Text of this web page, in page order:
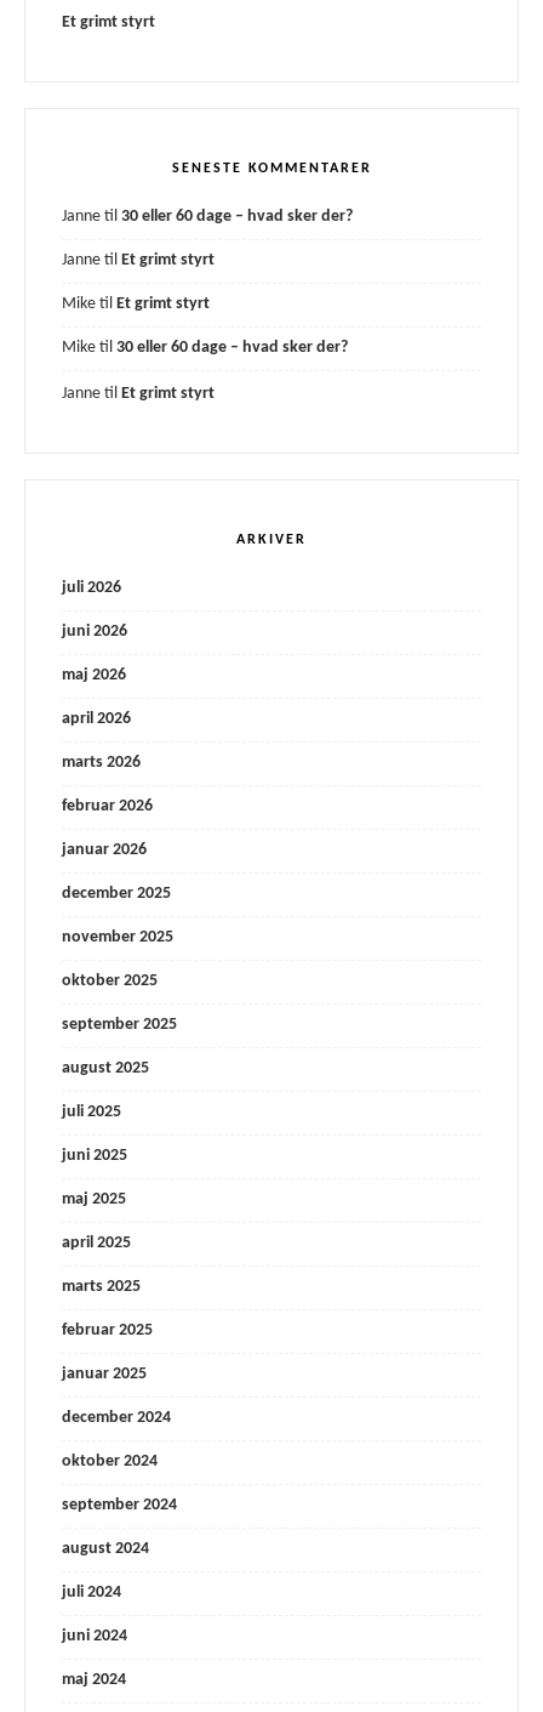
Et grimt styrt
SENESTE KOMMENTARER
Janne til 30 eller 60 dage – hvad sker der?
Janne til Et grimt styrt
Mike til Et grimt styrt
Mike til 30 eller 60 dage – hvad sker der?
Janne til Et grimt styrt
ARKIVER
juli 2026
juni 2026
maj 2026
april 2026
marts 2026
februar 2026
januar 2026
december 2025
november 2025
oktober 2025
september 2025
august 2025
juli 2025
juni 2025
maj 2025
april 2025
marts 2025
februar 2025
januar 2025
december 2024
oktober 2024
september 2024
august 2024
juli 2024
juni 2024
maj 2024